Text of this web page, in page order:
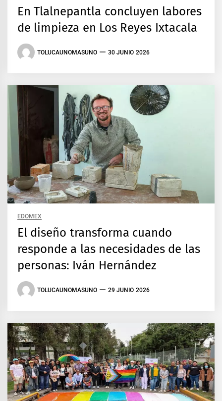
En Tlalnepantla concluyen labores
de limpieza en Los Reyes Ixtacala
TOLUCAUNOMASUNO 30 JUNIO 2026
EDOMEX
El diseño transforma cuando
responde a las necesidades de las
personas: Iván Hernández
TOLUCAUNOMASUNO 29 JUNIO 2026